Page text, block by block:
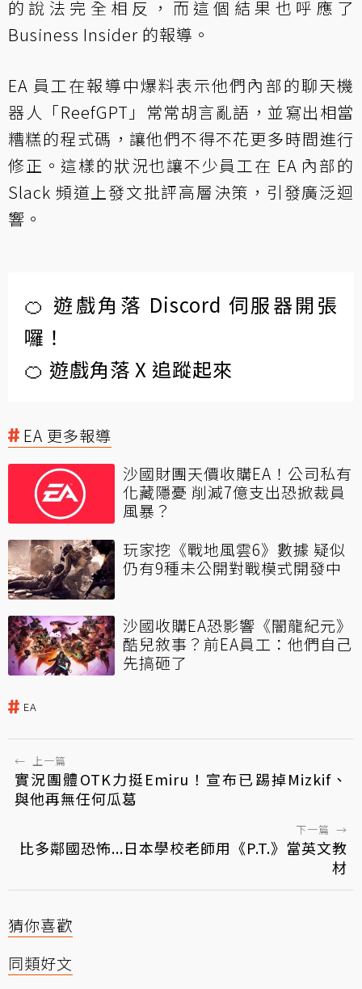
的說法完全相反，而這個結果也呼應了
Business Insider 的報導。
EA 員工在報導中爆料表示他們內部的聊天機
器人「ReefGPT」常常胡言亂語，並寫出相當
糟糕的程式碼，讓他們不得不花更多時間進行
修正。這樣的狀況也讓不少員工在 EA 內部的
Slack 頻道上發文批評高層決策，引發廣泛迴
響。
🍊 遊戲角落 Discord 伺服器開張
囉！
🍊 遊戲角落 X 追蹤起來
EA 更多報導
沙國財團天價收購EA！公司私有
化藏隱憂 削減7億支出恐掀裁員
風暴？
玩家挖《戰地風雲6》數據 疑似
仍有9種未公開對戰模式開發中
沙國收購EA恐影響《闇龍紀元》
酷兒敘事？前EA員工：他們自己
先搞砸了
EA
← 上一篇
實況團體OTK力挺Emiru！宣布已踢掉Mizkif、
與他再無任何瓜葛
下一篇 →
比多鄰國恐怖...日本學校老師用《P.T.》當英文教
材
猜你喜歡
同類好文